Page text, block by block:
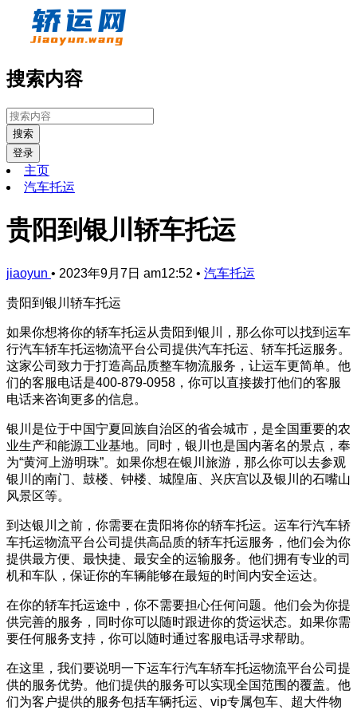
搜索内容
搜索
登录
主页
汽车托运
贵阳到银川轿车托运
jiaoyun • 2023年9月7日 am12:52 • 汽车托运
贵阳到银川轿车托运
如果你想将你的轿车托运从贵阳到银川，那么你可以找到运车
行汽车轿车托运物流平台公司提供汽车托运、轿车托运服务。
这家公司致力于打造高品质整车物流服务，让运车更简单。他
们的客服电话是400-879-0958，你可以直接拨打他们的客服
电话来咨询更多的信息。
银川是位于中国宁夏回族自治区的省会城市，是全国重要的农
业生产和能源工业基地。同时，银川也是国内著名的景点，奉
为“黄河上游明珠”。如果你想在银川旅游，那么你可以去参观
银川的南门、鼓楼、钟楼、城隍庙、兴庆宫以及银川的石嘴山
风景区等。
到达银川之前，你需要在贵阳将你的轿车托运。运车行汽车轿
车托运物流平台公司提供高品质的轿车托运服务，他们会为你
提供最方便、最快捷、最安全的运输服务。他们拥有专业的司
机和车队，保证你的车辆能够在最短的时间内安全运达。
在你的轿车托运途中，你不需要担心任何问题。他们会为你提
供完善的服务，同时你可以随时跟进你的货运状态。如果你需
要任何服务支持，你可以随时通过客服电话寻求帮助。
在这里，我们要说明一下运车行汽车轿车托运物流平台公司提
供的服务优势。他们提供的服务可以实现全国范围的覆盖。他
们为客户提供的服务包括车辆托运、vip专属包车、超大件物